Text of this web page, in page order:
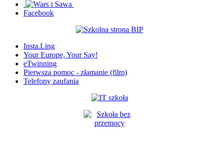
Facebook
Insta.Ling
Your Europe, Your Say!
eTwinning
Pierwsza pomoc - złamanie (film)
Telefony zaufania